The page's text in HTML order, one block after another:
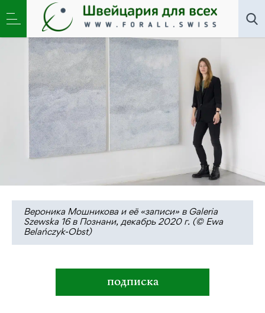
Искусство Новости»Запись времени на холстах
Вероники Мошниковой
Вероника Мошникова и её «записи» в Galeria
Szewska 16 в Познани, декабрь 2020 г. (© Ewa
Belańczyk-Obst)
подписка